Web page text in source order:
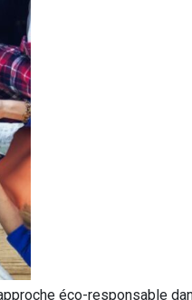
éco-responsable